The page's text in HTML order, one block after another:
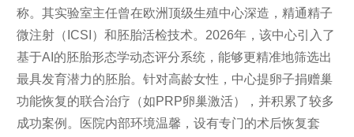
称。其实验室主任曾在欧洲顶级生殖中心深造，精通精子
微注射（ICSI）和胚胎活检技术。2026年，该中心引入了
基于AI的胚胎形态学动态评分系统，能够更精准地筛选出
最具发育潜力的胚胎。针对高龄女性，中心提卵子捐赠巢
功能恢复的联合治疗（如PRP卵巢激活），并积累了较多
成功案例。医院内部环境温馨，设有专门的术后恢复套